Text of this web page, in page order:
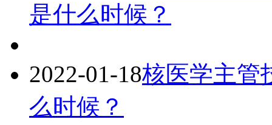
是什么时候？
2022-01-18核医学主管
么时候？